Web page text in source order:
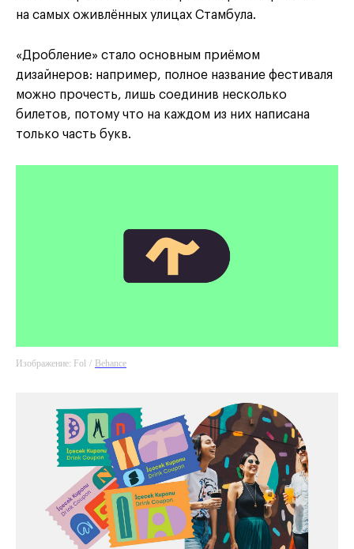
на самых оживлённых улицах Стамбула.
«Дробление» стало основным приёмом
дизайнеров: например, полное название фестиваля
можно прочесть, лишь соединив несколько
билетов, потому что на каждом из них написана
только часть букв.
Изображение: Fol / Behance